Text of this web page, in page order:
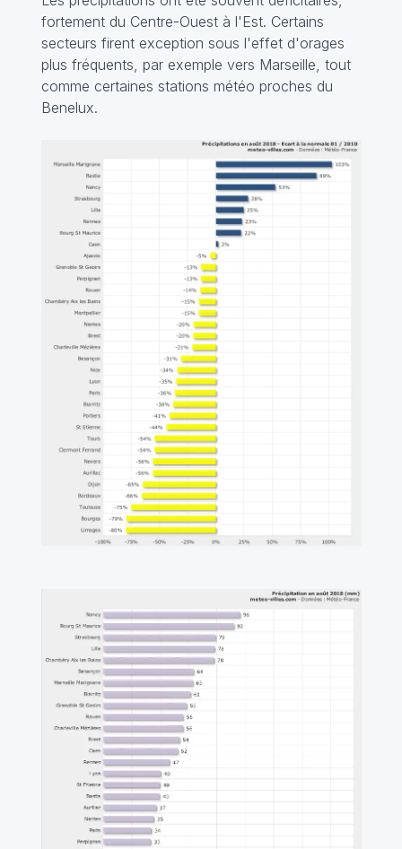
fortement du Centre-Ouest à l'Est. Certains
secteurs firent exception sous l'effet d'orages
plus fréquents, par exemple vers Marseille, tout
comme certaines stations météo proches du
Benelux.